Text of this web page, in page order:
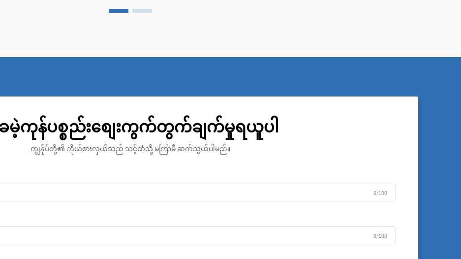
မဲ့ကုန်ပစ္စည်းစျေးကွက်တွက်ချက်မှုရယူပါ
ကျွန်ုပ်တို့၏ ကိုယ်စားလှယ်သည် သင့်ထံသို့ မကြာမီ ဆက်သွယ်ပါမည်။
0/100
0/100